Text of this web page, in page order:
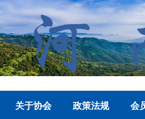
关于协会 政策法规 会